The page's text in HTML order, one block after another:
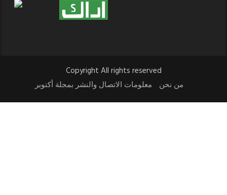
Copyright All rights reserved
من نحن
معلومات الاتصال والنشر بمجلة أكتوبر